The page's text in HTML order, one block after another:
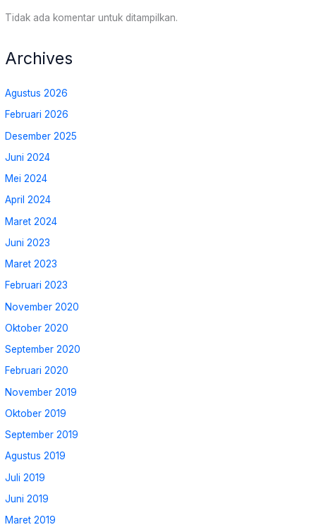
Tidak ada komentar untuk ditampilkan.
Archives
Agustus 2026
Februari 2026
Desember 2025
Juni 2024
Mei 2024
April 2024
Maret 2024
Juni 2023
Maret 2023
Februari 2023
November 2020
Oktober 2020
September 2020
Februari 2020
November 2019
Oktober 2019
September 2019
Agustus 2019
Juli 2019
Juni 2019
Maret 2019